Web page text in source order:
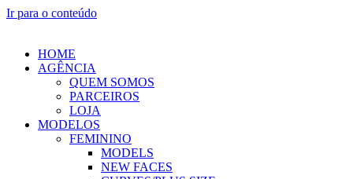
Ir para o conteúdo
HOME
AGÊNCIA
QUEM SOMOS
PARCEIROS
LOJA
MODELOS
FEMININO
MODELS
NEW FACES